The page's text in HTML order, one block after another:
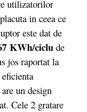
utilizatorilor
in ceea ce
este dat de
KWh/ciclu de
jos raportat la
un design
Cele 2 gratare